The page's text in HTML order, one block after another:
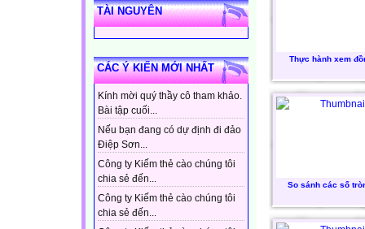
TÀI NGUYÊN
CÁC Ý KIẾN MỚI NHẤT
Kính mời quý thầy cô tham khảo.
Bài tập cuối...
Nếu bạn đang có dự định đi đảo
Điệp Sơn...
Công ty Kiếm thẻ cào chúng tôi
chia sẻ đến...
Công ty Kiếm thẻ cào chúng tôi
chia sẻ đến...
Thực hành xem
So sánh các số